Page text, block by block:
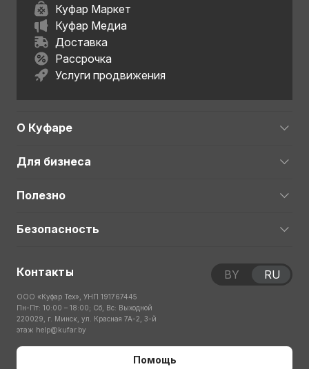
Куфар Маркет
Куфар Медиа
Доставка
Рассрочка
Услуги продвижения
О Куфаре
Для бизнеса
Полезно
Безопасность
Контакты
ООО «Куфар Тех», УНП 191767445
Пн-Пт: 10:00 – 18:00; Сб, Вс: Выходной
220029, г. Минск, ул. Красная 7А-2, 3-й
этаж help@kufar.by
Помощь
BY RU